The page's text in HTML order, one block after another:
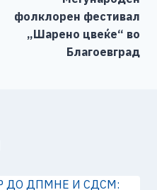
фолклорен фестивал
„Шарено цвеќе“ во
Благоевград